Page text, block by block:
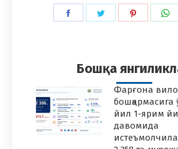
Share
Share
Share
Бошқа
Фарғона
бошқармасига
йил 1-ярим
давомида